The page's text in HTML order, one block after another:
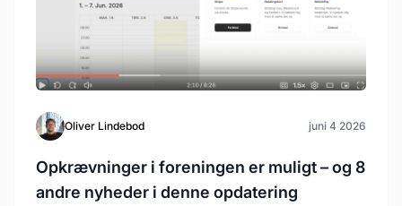
Oliver Lindebod juni 4 2026
Opkrævninger i foreningen er muligt – og 8
andre nyheder i denne opdatering